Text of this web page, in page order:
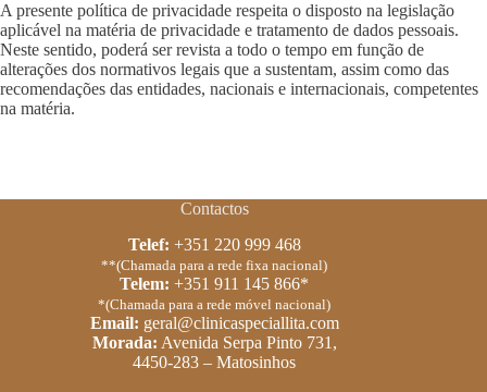
A presente política de privacidade respeita o disposto na legislação
aplicável na matéria de privacidade e tratamento de dados pessoais.
Neste sentido, poderá ser revista a todo o tempo em função de
alterações dos normativos legais que a sustentam, assim como das
recomendações das entidades, nacionais e internacionais, competentes
na matéria.
Contactos
Telef: +351 220 999 468
**(Chamada para a rede fixa nacional)
Telem: +351 911 145 866*
*(Chamada para a rede móvel nacional)
Email: geral@clinicaspeciallita.com
Morada: Avenida Serpa Pinto 731,
4450-283 – Matosinhos